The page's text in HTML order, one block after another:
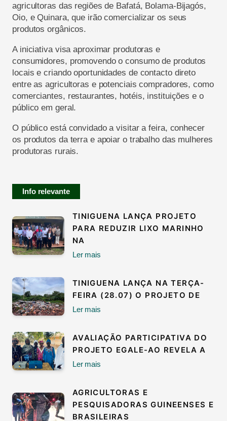
agricultoras das regiões de Bafatá, Bolama-Bijagós,
Oio, e Quinara, que irão comercializar os seus
produtos orgânicos.
A iniciativa visa aproximar produtoras e
consumidores, promovendo o consumo de produtos
locais e criando oportunidades de contacto direto
entre as agricultoras e potenciais compradores, como
comerciantes, restaurantes, hotéis, instituições e o
público em geral.
O público está convidado a visitar a feira, conhecer
os produtos da terra e apoiar o trabalho das mulheres
produtoras rurais.
Info relevante
TINIGUENA LANÇA PROJETO
PARA REDUZIR LIXO MARINHO
NA
Ler mais
TINIGUENA LANÇA NA TERÇA-
FEIRA (28.07) O PROJETO DE
Ler mais
AVALIAÇÃO PARTICIPATIVA DO
PROJETO EGALE-AO REVELA A
Ler mais
AGRICULTORAS E
PESQUISADORAS GUINEENSES E
BRASILEIRAS